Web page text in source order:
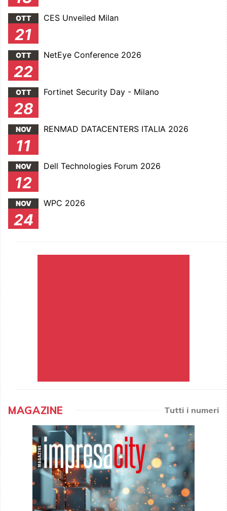
OTT
21
CES Unveiled Milan
OTT
22
NetEye Conference 2026
OTT
28
Fortinet Security Day - Milano
NOV
11
RENMAD DATACENTERS ITALIA 2026
NOV
12
Dell Technologies Forum 2026
NOV
24
WPC 2026
MAGAZINE Tutti i numeri